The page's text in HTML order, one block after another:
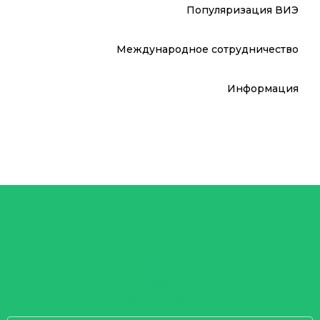
Популяризация ВИЭ
Международное сотрудничество
Информация